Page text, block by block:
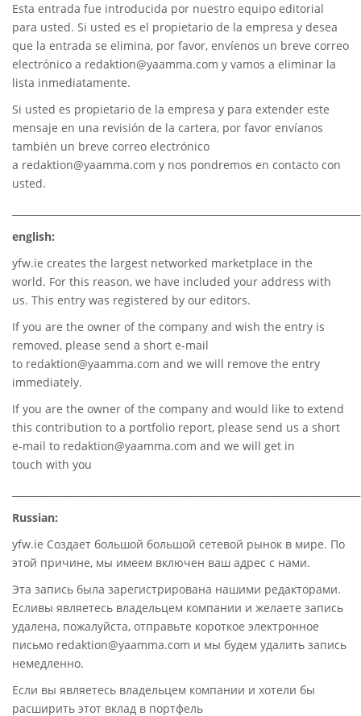
Esta entrada fue introducida por nuestro equipo editorial
para usted. Si usted es el propietario de la empresa y desea
que la entrada se elimina, por favor, envíenos un breve correo
electrónico a redaktion@yaamma.com y vamos a eliminar la
lista inmediatamente.
Si usted es propietario de la empresa y para extender este
mensaje en una revisión de la cartera, por favor envíanos
también un breve correo electrónico
a redaktion@yaamma.com y nos pondremos en contacto con
usted.
english:
yfw.ie creates the largest networked marketplace in the
world. For this reason, we have included your address with
us. This entry was registered by our editors.
If you are the owner of the company and wish the entry is
removed, please send a short e-mail
to redaktion@yaamma.com and we will remove the entry
immediately.
If you are the owner of the company and would like to extend
this contribution to a portfolio report, please send us a short
e-mail to redaktion@yaamma.com and we will get in
touch with you
Russian:
yfw.ie Создает большой большой сетевой рынок в мире. По
этой причине, мы имеем включен ваш адрес с нами.
Эта запись была зарегистрирована нашими редакторами.
Есливы являетесь владельцем компании и желаете запись
удалена, пожалуйста, отправьте короткое электронное
письмо redaktion@yaamma.com и мы будем удалить запись
немедленно.
Если вы являетесь владельцем компании и хотели бы
расширить этот вклад в портфель